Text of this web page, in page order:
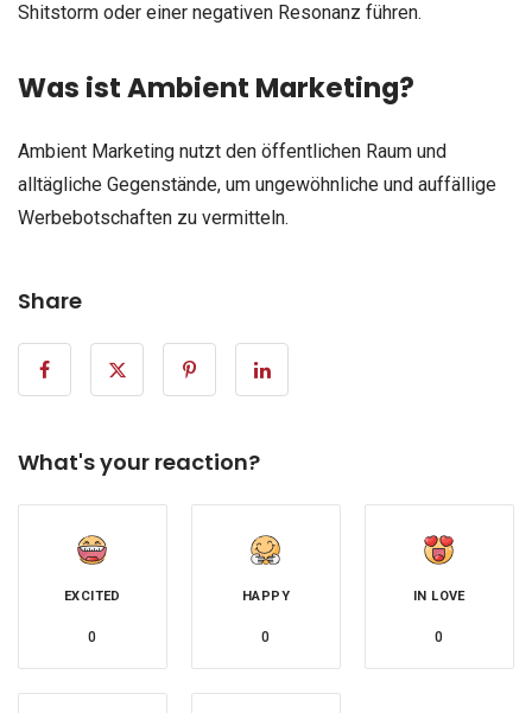
Shitstorm oder einer negativen Resonanz führen.
Was ist Ambient Marketing?
Ambient Marketing nutzt den öffentlichen Raum und
alltägliche Gegenstände, um ungewöhnliche und auffällige
Werbebotschaften zu vermitteln.
Share
What's your reaction?
EXCITED
0
HAPPY
0
IN LOVE
0